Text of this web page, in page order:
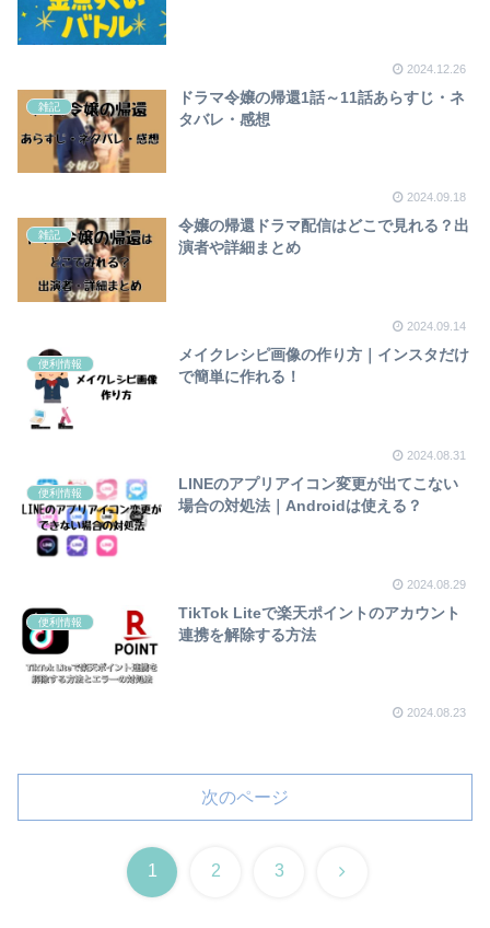
2024.12.26
雑記
ドラマ令嬢の帰還1話～11話あらすじ・ネ
タバレ・感想
2024.09.18
雑記
令嬢の帰還ドラマ配信はどこで見れる？出
演者や詳細まとめ
2024.09.14
便利情報
メイクレシピ画像の作り方｜インスタだけ
で簡単に作れる！
2024.08.31
便利情報
LINEのアプリアイコン変更が出てこない
場合の対処法｜Androidは使える？
2024.08.29
便利情報
TikTok Liteで楽天ポイントのアカウント
連携を解除する方法
2024.08.23
次のページ
1 2 3 次